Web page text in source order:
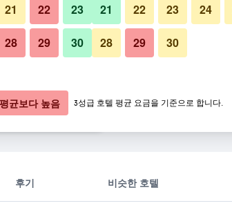
바로 예약
바로 예약 베스트 웨스턴 매너 호텔 사진
후기 비슷한 호텔
21 22 23
28 29 30
21 22 23 24
28 29 30
평균보다 높음 3성급 호텔 평균 요금을 기준으로 합니다.